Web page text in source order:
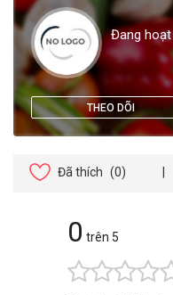
Đang
THEO DÕI
Đã thích (0)
0 trên 5